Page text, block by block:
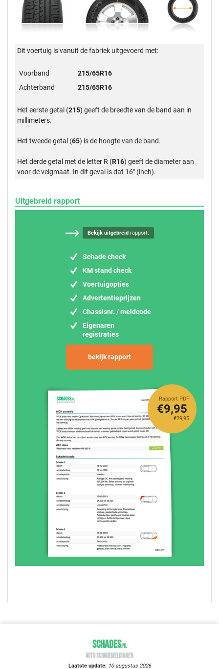
Dit voertuig is vanuit de fabriek uitgevoerd met:
Voorband
215/65R16
Achterband
215/65R16
Het eerste getal (215) geeft de breedte van de band aan in
millimeters.
Het tweede getal (65) is de hoogte van de band.
Het derde getal met de letter R (R16) geeft de diameter aan
voor de velgmaat. In dit geval is dat 16" (inch).
Uitgebreid rapport
Bekijk uitgebreid rapport:
Schade check
KM stand check
Voertuigopties
Advertentieprijzen
Chassisnr. / meldcode
Eigenaren
registraties
bekijk rapport
Rapport PDF
€29,95
€9,95
SCHADES.NL
AUTO SCHADEMELDINGEN
Laatste update: 10 augustus 2026